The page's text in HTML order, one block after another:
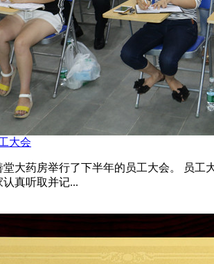
大会
堂大药房举行了下半年的员工大会。 员
真听取并记...